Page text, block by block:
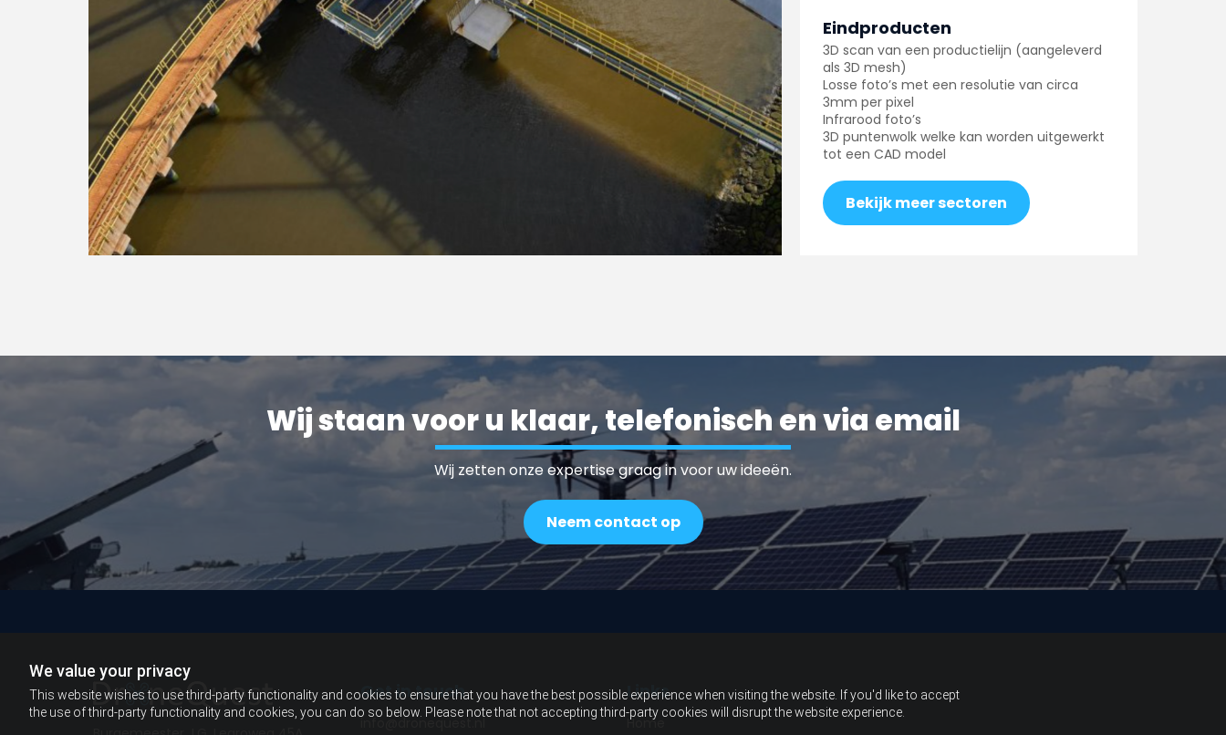
We value your privacy
This website wishes to use third-party functionality and cookies to ensure that you have the best possible experience when visiting the website. If you'd like to accept
the use of third-party functionality and cookies, you can do so below. Please note that not accepting third-party cookies will disrupt the website experience.
Eindproducten
3D scan van een productielijn (aangeleverd
als 3D mesh)
Losse foto’s met een resolutie van circa
3mm per pixel
Infrarood foto’s
3D puntenwolk welke kan worden uitgewerkt
tot een CAD model
Bekijk meer sectoren
Wij staan voor u klaar, telefonisch en via email
Wij zetten onze expertise graag in voor uw ideeën.
Neem contact op
Get in touch Links
Home